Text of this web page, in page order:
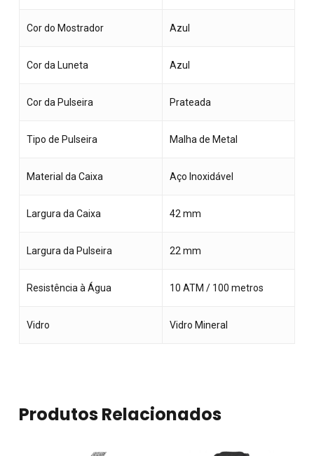
Cor do Mostrador Azul
Cor da Luneta Azul
Cor da Pulseira Prateada
Tipo de Pulseira Malha de Metal
Material da Caixa Aço Inoxidável
Largura da Caixa 42 mm
Largura da Pulseira 22 mm
Resistência à Água 10 ATM / 100 metros
Vidro Vidro Mineral
Produtos Relacionados